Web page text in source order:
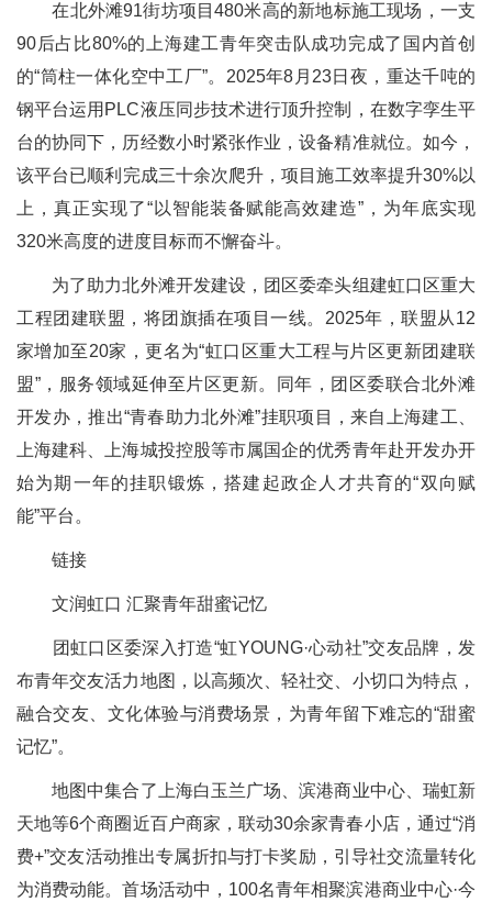
在北外滩91街坊项目480米高的新地标施工现场，一支
90后占比80%的上海建工青年突击队成功完成了国内首创
的“筒柱一体化空中工厂”。2025年8月23日夜，重达千吨的
钢平台运用PLC液压同步技术进行顶升控制，在数字孪生平
台的协同下，历经数小时紧张作业，设备精准就位。如今，
该平台已顺利完成三十余次爬升，项目施工效率提升30%以
上，真正实现了“以智能装备赋能高效建造”，为年底实现
320米高度的进度目标而不懈奋斗。
为了助力北外滩开发建设，团区委牵头组建虹口区重大
工程团建联盟，将团旗插在项目一线。2025年，联盟从12
家增加至20家，更名为“虹口区重大工程与片区更新团建联
盟”，服务领域延伸至片区更新。同年，团区委联合北外滩
开发办，推出“青春助力北外滩”挂职项目，来自上海建工、
上海建科、上海城投控股等市属国企的优秀青年赴开发办开
始为期一年的挂职锻炼，搭建起政企人才共育的“双向赋
能”平台。
链接
文润虹口 汇聚青年甜蜜记忆
团虹口区委深入打造“虹YOUNG·心动社”交友品牌，发
布青年交友活力地图，以高频次、轻社交、小切口为特点，
融合交友、文化体验与消费场景，为青年留下难忘的“甜蜜
记忆”。
地图中集合了上海白玉兰广场、滨港商业中心、瑞虹新
天地等6个商圈近百户商家，联动30余家青春小店，通过“消
费+”交友活动推出专属折扣与打卡奖励，引导社交流量转化
为消费动能。首场活动中，100名青年相聚滨港商业中心·今